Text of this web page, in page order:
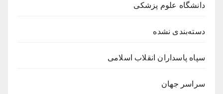
دانشگاه علوم پزشکی
دسته‌بندی نشده
سپاه پاسداران انقلاب اسلامی
سراسر جهان